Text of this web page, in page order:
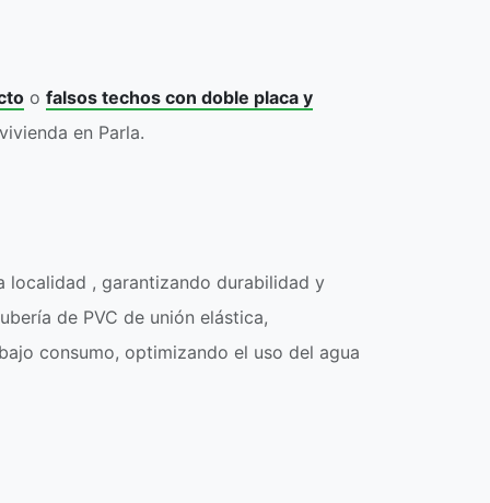
o falsos techos con doble placa y
en Parla.
localidad , garantizando durabilidad y
de PVC de unión elástica,
consumo, optimizando el uso del agua